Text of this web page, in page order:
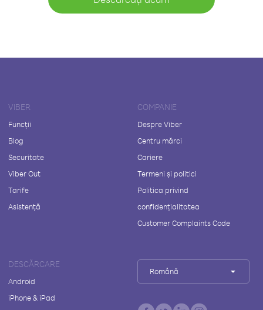
VIBER
Funcții
Blog
Securitate
Viber Out
Tarife
Asistență
COMPANIE
Despre Viber
Centru mărci
Cariere
Termeni și politici
Politica privind
confidențialitatea
Customer Complaints Code
DESCĂRCARE
Android
iPhone & iPad
Română